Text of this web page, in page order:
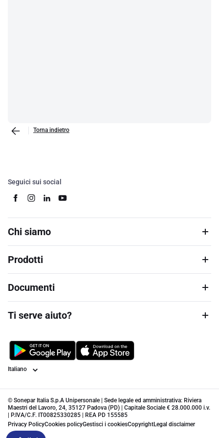
Torna indietro
Seguici sui social
Chi siamo
Prodotti
Documenti
Ti serve aiuto?
Lingua
© Sonepar Italia S.p.A Unipersonale | Sede legale ed amministrativa: Riviera
Maestri del Lavoro, 24, 35127 Padova (PD) | Capitale Sociale € 28.000.000 i.v.
| P.IVA/C.F. IT00825330285 | REA PD 155585
Privacy PolicyCookies policyGestisci i cookiesCopyrightLegal disclaimer